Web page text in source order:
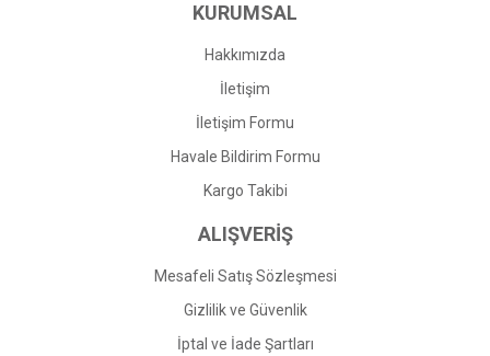
KURUMSAL
Hakkımızda
İletişim
İletişim Formu
Havale Bildirim Formu
Kargo Takibi
ALIŞVERİŞ
Mesafeli Satış Sözleşmesi
Gizlilik ve Güvenlik
İptal ve İade Şartları